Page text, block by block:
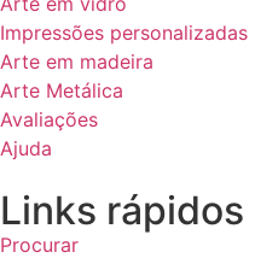
Impressões personalizadas
Arte em madeira
Arte Metálica
Avaliações
Ajuda
Links rápidos
Procurar